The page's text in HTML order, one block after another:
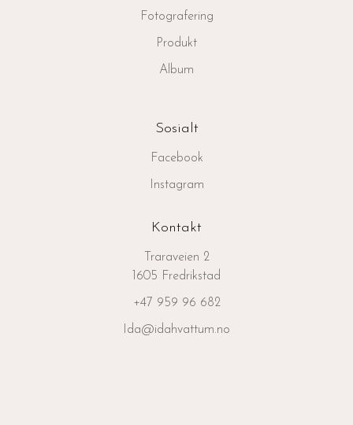
Fotografering
Produkt
Album
Sosialt
Facebook
Instagram
Kontakt
Traraveien 2
‍1605 Fredrikstad
‭+47 959 96 682‬
Ida@idahvattum.no